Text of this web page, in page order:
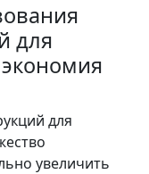
для
для
увеличить